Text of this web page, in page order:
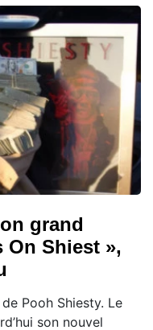
grand
On Shiest »,
Pooh Shiesty. Le
son nouvel